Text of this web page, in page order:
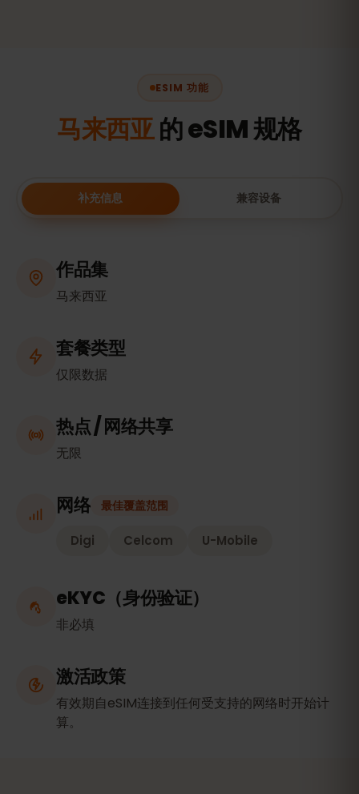
ESIM 功能
马来西亚的 eSIM 规格
补充信息 兼容设备
作品集
马来西亚
套餐类型
仅限数据
热点 / 网络共享
无限
网络 最佳覆盖范围
Digi Celcom U-Mobile
eKYC（身份验证）
非必填
激活政策
有效期自eSIM连接到任何受支持的网络时开始计
算。